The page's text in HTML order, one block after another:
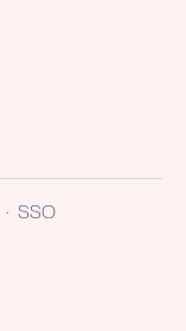
· SSO